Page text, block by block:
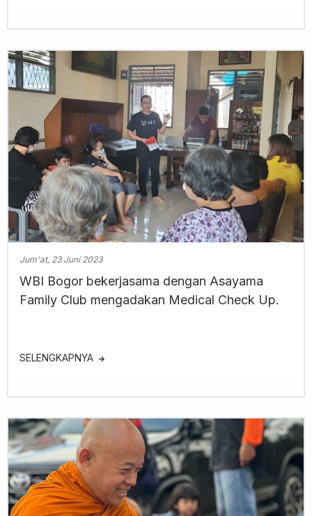
Jum'at, 23 Juni 2023
WBI Bogor bekerjasama dengan Asayama
Family Club mengadakan Medical Check Up.
SELENGKAPNYA